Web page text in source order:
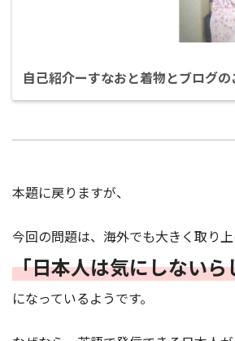
自己紹介ーすなおと着物とブログの
本題に戻りますが、
今回の問題は、海外でも大きく取り
「日本人は気にしないら
になっているようです。